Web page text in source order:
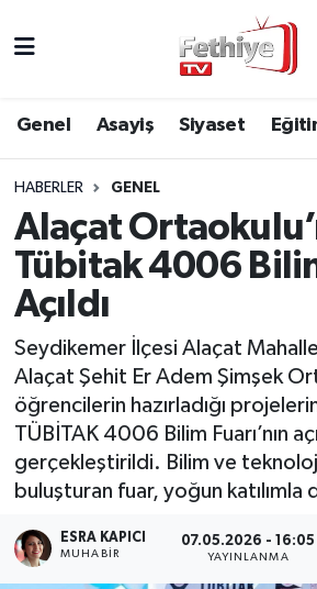
Genel Asayiş Siyaset
HABERLER GENEL
Alaçat
Tübitak 4006
Açıldı
Seydikemer İlçesi Alaçat
Alaçat Şehit Er Adem Şimşek
öğrencilerin hazırladığı
TÜBİTAK 4006 Bilim Fuarı’nın
gerçekleştirildi. Bilim ve
buluşturan fuar, yoğun katılımla
ESRA KAPICI
MUHABİR
07.05.2026 - 16:05
YAYINLANMA
Asayiş
Eğitim
Ekonomi
Magazin
Spor
Turizm
Muğla Hava Durumu
Muğla Namaz Vakitleri
Muğla Trafik Yoğunluk Haritası
Süper Lig Puan Durumu ve
Tüm Manşetler
Son Dakika Haberleri
Haber Arşivi